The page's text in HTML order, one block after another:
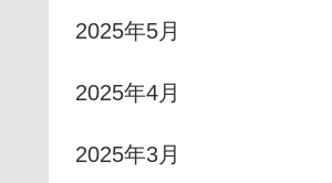
2025年5月
2025年4月
2025年3月